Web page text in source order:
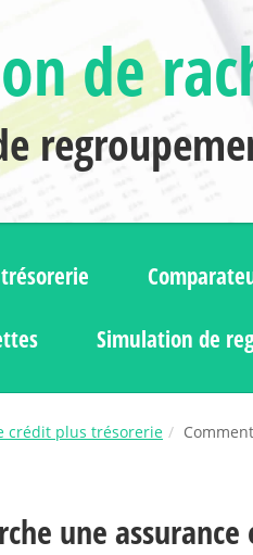
de
Simulation de
crédit plus trésorerie
une